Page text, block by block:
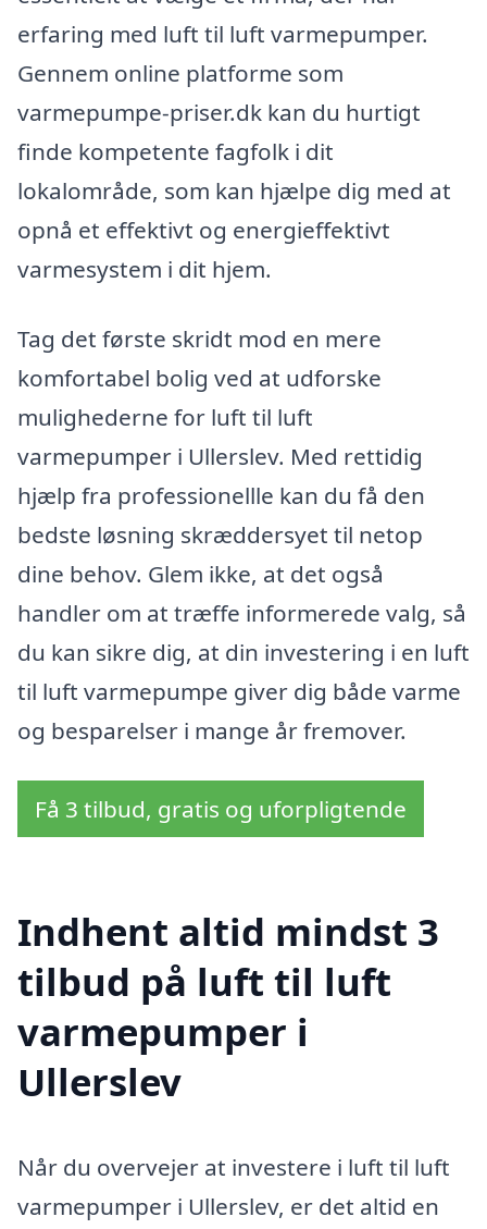
erfaring med luft til luft varmepumper.
Gennem online platforme som
varmepumpe-priser.dk kan du hurtigt
finde kompetente fagfolk i dit
lokalområde, som kan hjælpe dig med at
opnå et effektivt og energieffektivt
varmesystem i dit hjem.
Tag det første skridt mod en mere
komfortabel bolig ved at udforske
mulighederne for luft til luft
varmepumper i Ullerslev. Med rettidig
hjælp fra professionellle kan du få den
bedste løsning skræddersyet til netop
dine behov. Glem ikke, at det også
handler om at træffe informerede valg, så
du kan sikre dig, at din investering i en luft
til luft varmepumpe giver dig både varme
og besparelser i mange år fremover.
Få 3 tilbud, gratis og uforpligtende
Indhent altid mindst 3
tilbud på luft til luft
varmepumper i
Ullerslev
Når du overvejer at investere i luft til luft
varmepumper i Ullerslev, er det altid en